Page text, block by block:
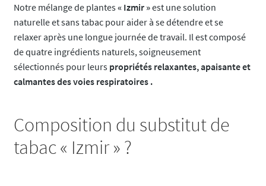
Notre mélange de plantes« Izmir »est une solution
naturelle et sans tabac pour aider à se détendre et se
relaxer après une longue journée de travail. Il est composé
de quatre ingrédients naturels, soigneusement
sélectionnés pour leurs propriétés relaxantes, apaisante et
calmantes des voies respiratoires .
Composition du substitut de
tabac « Izmir » ?